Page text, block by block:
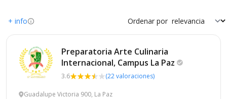
+ info Ordenar por
Preparatoria Arte Culinaria
Internacional, Campus La Paz
3.6 (22 valoraciones)
Guadalupe Victoria 900, La Paz